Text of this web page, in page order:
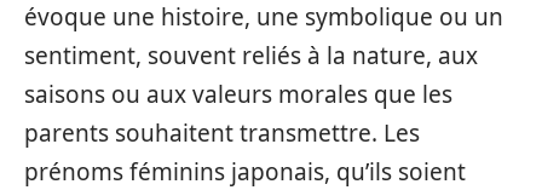
évoque une histoire, une symbolique ou un
sentiment, souvent reliés à la nature, aux
saisons ou aux valeurs morales que les
parents souhaitent transmettre. Les
prénoms féminins japonais, qu’ils soient